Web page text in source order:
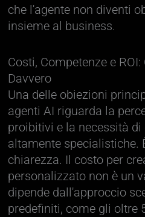
che l'agente non diventi
insieme al business.
Costi, Competenze e
Davvero
Una delle obiezioni
agenti AI riguarda la
proibitivi e la necessità di
altamente specialistiche.
chiarezza. Il costo per
personalizzato non è un
dipende dall'approccio
predefiniti, come gli oltre